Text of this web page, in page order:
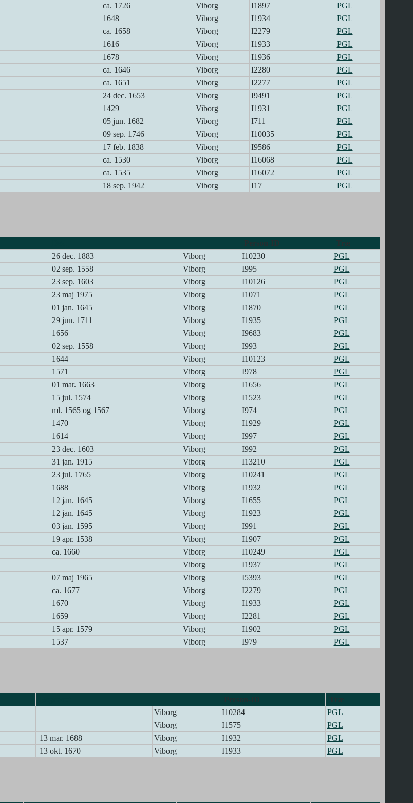
ca. 1726 Viborg I1897
PGL
1648 Viborg I1934
PGL
ca. 1658 Viborg I2279
PGL
1616 Viborg I1933
PGL
1678 Viborg I1936
PGL
ca. 1646 Viborg I2280
PGL
ca. 1651 Viborg I2277
PGL
24 dec. 1653 Viborg I9491
PGL
1429 Viborg I1931
PGL
05 jun. 1682 Viborg I711
PGL
09 sep. 1746 Viborg I10035
PGL
17 feb. 1838 Viborg I9586
PGL
ca. 1530 Viborg I16068
PGL
ca. 1535 Viborg I16072
PGL
18 sep. 1942 Viborg I17 PGL
Person-ID
Træ
26 dec. 1883 Viborg I10230
PGL
02 sep. 1558 Viborg I995
PGL
23 sep. 1603 Viborg I10126
PGL
23 maj 1975 Viborg I1071
PGL
01 jan. 1645 Viborg I1870
PGL
29 jun. 1711 Viborg I1935
PGL
1656 Viborg I9683
PGL
02 sep. 1558 Viborg I993
PGL
1644 Viborg I10123
PGL
1571 Viborg I978
PGL
01 mar. 1663 Viborg I1656
PGL
15 jul. 1574 Viborg I1523
PGL
ml. 1565 og 1567 Viborg I974
PGL
1470 Viborg I1929
PGL
1614 Viborg I997
PGL
23 dec. 1603 Viborg I992
PGL
31 jan. 1915 Viborg I13210
PGL
23 jul. 1765 Viborg I10241
PGL
1688 Viborg I1932
PGL
12 jan. 1645 Viborg I1655
PGL
12 jan. 1645 Viborg I1923
PGL
03 jan. 1595 Viborg I991
PGL
19 apr. 1538 Viborg I1907
PGL
ca. 1660 Viborg I10249
PGL
Viborg I1937
PGL
07 maj 1965 Viborg I5393
PGL
ca. 1677 Viborg I2279
PGL
1670 Viborg I1933
PGL
1659 Viborg I2281
PGL
15 apr. 1579 Viborg I1902
PGL
1537 Viborg I979 PGL
Person-ID
Træ
Viborg I10284
PGL
Viborg I1575
PGL
13 mar. 1688 Viborg I1932
PGL
13 okt. 1670 Viborg I1933 PGL